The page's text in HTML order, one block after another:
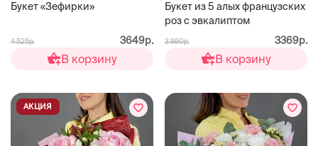
Букет «Зефирки»
4 525р. 3649р.
В корзину
Букет из 5 алых французских
роз с эвкалиптом
3 990р. 3369р.
В корзину
АКЦИЯ